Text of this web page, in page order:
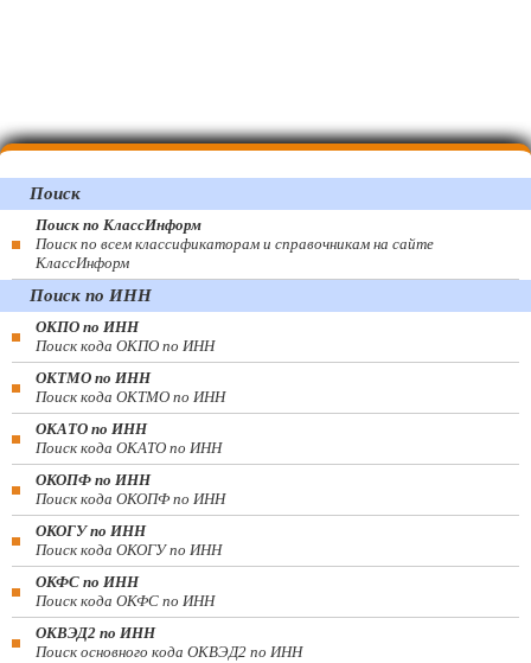
Поиск
Поиск по КлассИнформ
Поиск по всем классификаторам и справочникам на сайте
КлассИнформ
Поиск по ИНН
ОКПО по ИНН
Поиск кода ОКПО по ИНН
ОКТМО по ИНН
Поиск кода ОКТМО по ИНН
ОКАТО по ИНН
Поиск кода ОКАТО по ИНН
ОКОПФ по ИНН
Поиск кода ОКОПФ по ИНН
ОКОГУ по ИНН
Поиск кода ОКОГУ по ИНН
ОКФС по ИНН
Поиск кода ОКФС по ИНН
ОКВЭД2 по ИНН
Поиск основного кода ОКВЭД2 по ИНН